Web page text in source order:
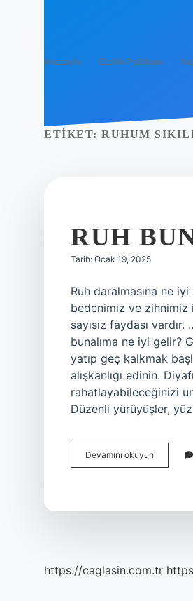
Anasayfa Gizlilik Politikası
ETIKET: RUHUM
RUH
Tarih: Ocak 19, 2025
Ruh daralmasına ne
bedenimiz ve zihnimiz
sayısız faydası
bunalıma ne iyi gelir?
yatıp geç kalkmak
alışkanlığı edinin.
rahatlayabileceğinizi
Düzenli yürüyüşler,
Devamını okuyun
Bunalımına
https://caglasin.com.tr